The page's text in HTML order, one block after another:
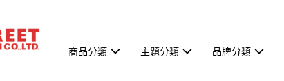
商品分類 主題分類 品牌分類